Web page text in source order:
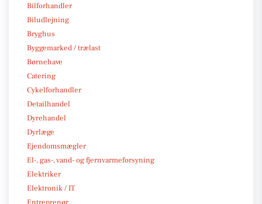
Bilforhandler
Biludlejning
Bryghus
Byggemarked / trælast
Børnehave
Catering
Cykelforhandler
Detailhandel
Dyrehandel
Dyrlæge
Ejendomsmægler
El-, gas-, vand- og fjernvarmeforsyning
Elektriker
Elektronik / IT
Entreprenør